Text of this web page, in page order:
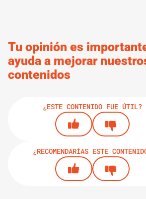
Tu opinión es
ayuda a mejorar
contenidos
¿ESTE CONTENIDO FUE ÚTIL?
¿RECOMENDARÍAS ESTE